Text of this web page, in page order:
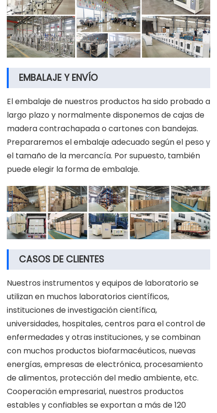
EMBALAJE Y ENVÍO
El embalaje de nuestros productos ha sido probado a
largo plazo y normalmente disponemos de cajas de
madera contrachapada o cartones con bandejas.
Prepararemos el embalaje adecuado según el peso y
el tamaño de la mercancía. Por supuesto, también
puede elegir la forma de embalaje.
CASOS DE CLIENTES
Nuestros instrumentos y equipos de laboratorio se
utilizan en muchos laboratorios científicos,
instituciones de investigación científica,
universidades, hospitales, centros para el control de
enfermedades y otras instituciones, y se combinan
con muchos productos biofarmacéuticos, nuevas
energías, empresas de electrónica, procesamiento
de alimentos, protección del medio ambiente, etc.
Cooperación empresarial, nuestros productos
estables y confiables se exportan a más de 120